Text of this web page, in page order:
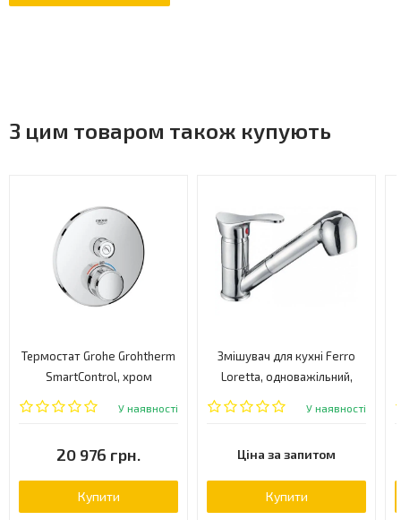
З цим товаром також купують
Термостат Grohe Grohtherm
SmartControl, хром
(29118000)
У наявності
20 976 грн.
Купити
Змішувач для кухні Ferro
Loretta, одноважільний,
хром (BLA8)
У наявності
Ціна за запитом
Купити